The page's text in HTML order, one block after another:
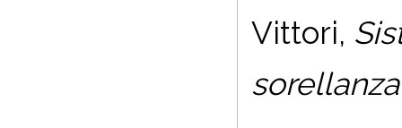
Vittori,
sorellanza